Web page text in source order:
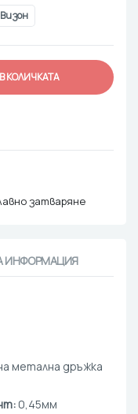
Визон
КОЛИЧКАТА
затваряне
ИНФОРМАЦИЯ
метална дръжка
0,45мм